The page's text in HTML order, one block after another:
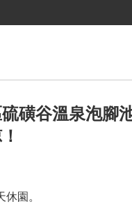
磺谷溫泉泡腳
園。